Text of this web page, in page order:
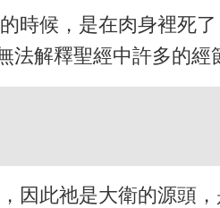
時候，是在肉身裡死
解釋聖經中許多的經
因此祂是大衛的源頭